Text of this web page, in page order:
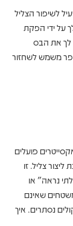
לשיפור הצליל
על ידי הפקת
לך את הבס
משמש לשחזור
פועלים
צליל. זו
נראה” או
שאינם
נסתרים. איך